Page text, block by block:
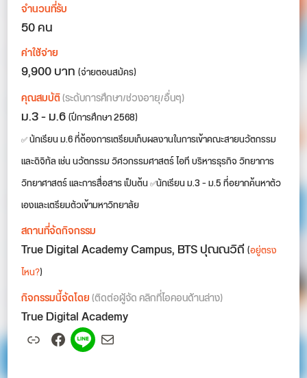
จำนวนที่รับ
50 คน
ค่าใช้จ่าย
9,900 บาท(จ่ายตอนสมัคร)
คุณสมบัติ(ระดับการศึกษา/ช่วงอายุ/อื่นๆ)
ม.3 - ม.6(ปีการศึกษา 2568)
✅ นักเรียน ม.6 ที่ต้องการเตรียมเก็บผลงานในการเข้าคณะสายนวัตกรรม
และดิจิทัล เช่น นวัตกรรม วิศวกรรมศาสตร์ ไอที บริหารธุรกิจ วิทยาการ
วิทยาศาสตร์ และการสื่อสาร เป็นต้น ✅นักเรียน ม.3 – ม.5 ที่อยากค้นหาตัว
เองและเตรียมตัวเข้ามหาวิทยาลัย
สถานที่จัดกิจกรรม
True Digital Academy Campus, BTS ปุณณวิถี(อยู่ตรง
ไหน?)
กิจกรรมนี้จัดโดย(ติดต่อผู้จัด คลิกที่ไอคอนด้านล่าง)
True Digital Academy
LinkFacebook
Spotify
Mail